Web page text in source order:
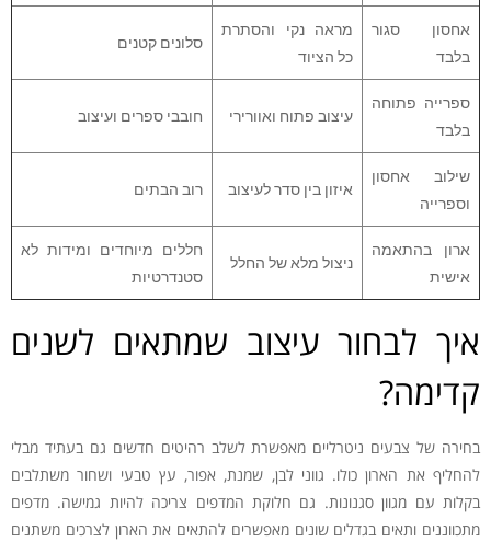
אחסון סגור
בלבד
מראה נקי והסתרת
כל הציוד
סלונים קטנים
ספרייה פתוחה
בלבד
עיצוב פתוח ואוורירי חובבי ספרים ועיצוב
שילוב אחסון
וספרייה
איזון בין סדר לעיצוב רוב הבתים
ארון בהתאמה
אישית
ניצול מלא של החלל
חללים מיוחדים ומידות לא
סטנדרטיות
איך לבחור עיצוב שמתאים לשנים
קדימה?
בחירה של צבעים ניטרליים מאפשרת לשלב רהיטים חדשים גם בעתיד מבלי
להחליף את הארון כולו. גווני לבן, שמנת, אפור, עץ טבעי ושחור משתלבים
בקלות עם מגוון סגנונות. גם חלוקת המדפים צריכה להיות גמישה. מדפים
מתכווננים ותאים בגדלים שונים מאפשרים להתאים את הארון לצרכים משתנים